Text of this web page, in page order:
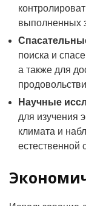
выполненных
поиска и
а также для
Научные
для изучения
климата и
естественной